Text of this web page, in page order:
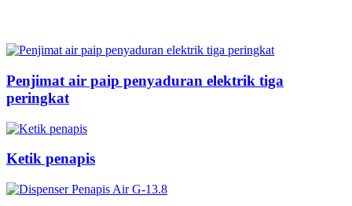
Penjimat air paip penyaduran elektrik tiga
peringkat
Ketik penapis